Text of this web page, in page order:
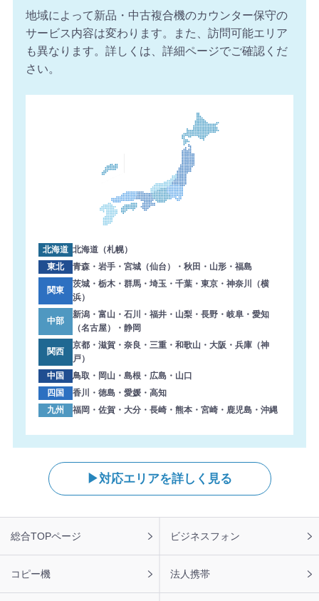
地域によって新品・中古複合機のカウンター保守の
サービス内容は変わります。また、訪問可能エリア
も異なります。詳しくは、詳細ページでご確認くだ
さい。
北海道 北海道（札幌）
東北
青森・岩手・宮城（仙台）・秋田・山形・福島
関東
茨城・栃木・群馬・埼玉・千葉・東京・神奈川（横
浜）
中部
新潟・富山・石川・福井・山梨・長野・岐阜・愛知
（名古屋）・静岡
関西
京都・滋賀・奈良・三重・和歌山・大阪・兵庫（神
戸）
中国
鳥取・岡山・島根・広島・山口
四国
香川・徳島・愛媛・高知
九州
福岡・佐賀・大分・長崎・熊本・宮崎・鹿児島・沖縄
対応エリアを詳しく見る
ッ
タ
総合TOPページ ビジネスフォン
コピー機 法人携帯